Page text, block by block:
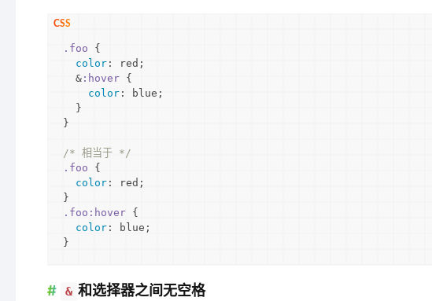
.foo {
color : red;
  &
:hover {
color : blue;
  }
}
/* 相当于 */
.foo {
color : red;
.foo :hover {
color : blue;
}
& 和选择器之间无空格